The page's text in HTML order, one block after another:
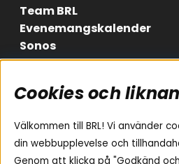
Team BRL
Evenemangskalender
Sonos
Områden
Billjud
Hemmaljud
Medarbetare
Cookies och
Välkommen till BRL! Vi använder
din webbupplevelse och
Genom att klicka på "Godkänd